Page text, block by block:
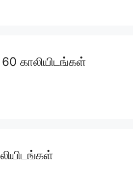
காலியிடங்கள்